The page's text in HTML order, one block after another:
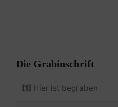
Die Grabinschrift
[1] Hier ist begraben